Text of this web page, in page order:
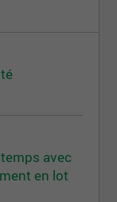
avec
en lot